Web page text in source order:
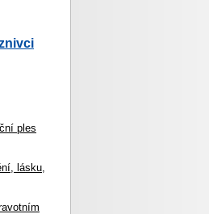
ples
lásku,